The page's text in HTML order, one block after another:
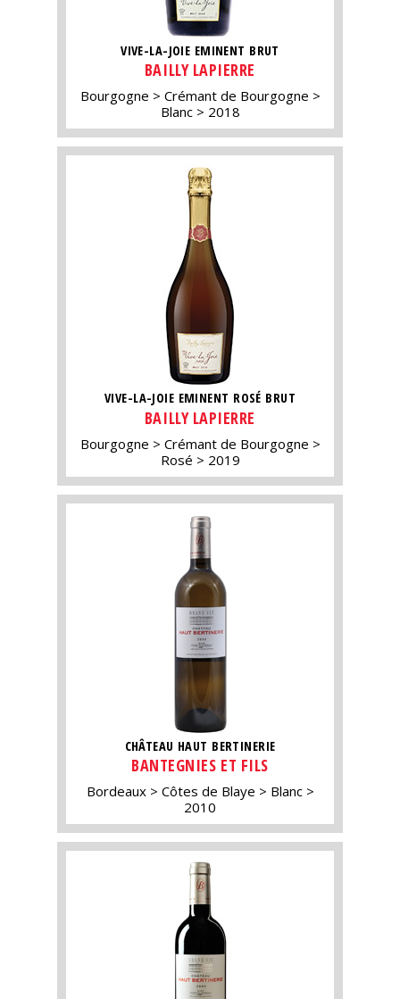
VIVE-LA-JOIE EMINENT BRUT
BAILLY LAPIERRE
Bourgogne
Crémant de Bourgogne
Blanc
2018
VIVE-LA-JOIE EMINENT ROSÉ BRUT
BAILLY LAPIERRE
Bourgogne
Crémant de Bourgogne
Rosé
2019
CHÂTEAU HAUT BERTINERIE
BANTEGNIES ET FILS
Bordeaux Côtes de Blaye
Blanc
2010